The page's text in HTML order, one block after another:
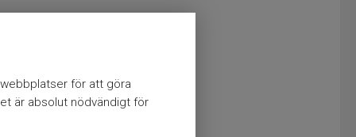
för att göra
är absolut nödvändigt för